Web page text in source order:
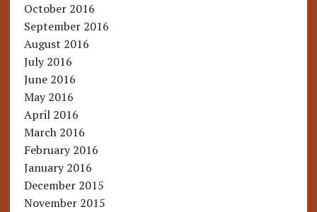
October 2016
September 2016
August 2016
July 2016
June 2016
May 2016
April 2016
March 2016
February 2016
January 2016
December 2015
November 2015